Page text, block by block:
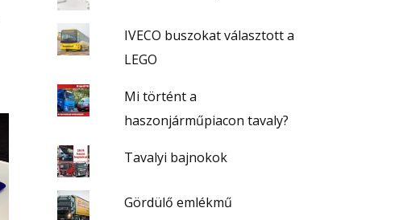
IVECO buszokat választott a
LEGO
Mi történt a
haszonjárműpiacon tavaly?
Tavalyi bajnokok
Gördülő emlékmű